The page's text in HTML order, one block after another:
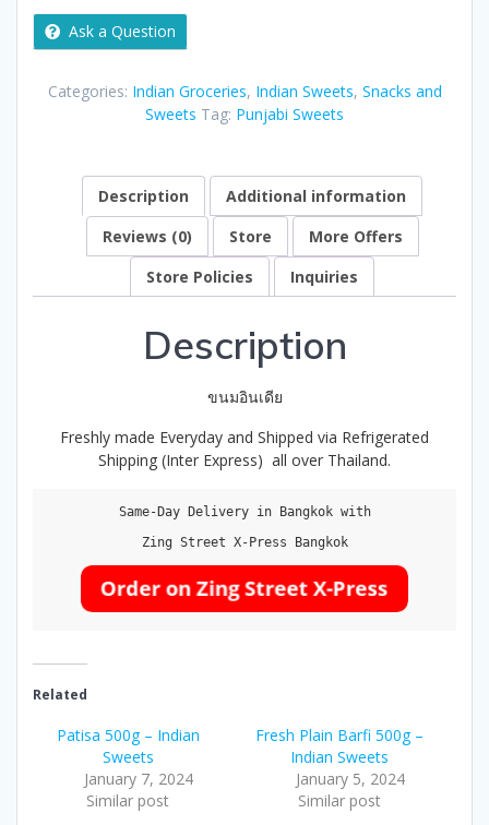
Ask a Question
Categories: Indian Groceries, Indian Sweets, Snacks and
Sweets Tag: Punjabi Sweets
Description
Additional information
Reviews (0)
Store
More Offers
Store Policies
Inquiries
Description
ขนมอินเดีย
Freshly made Everyday and Shipped via Refrigerated
Shipping (Inter Express) all over Thailand.
Same-Day Delivery in Bangkok with
Zing Street X-Press Bangkok
Related
Patisa 500g – Indian
Sweets
January 7, 2024
Similar post
Fresh Plain Barfi 500g –
Indian Sweets
January 5, 2024
Similar post